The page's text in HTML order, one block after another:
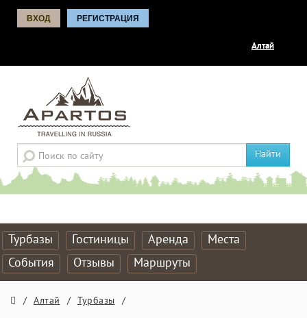
ВХОД РЕГИСТРАЦИЯ
Алтай
Найти
Турбазы Гостиницы Аренда
Места
События
Отзывы Маршруты
/ Алтай / Турбазы /